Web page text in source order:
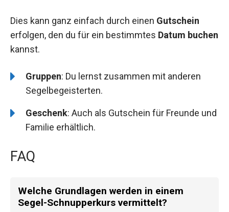
Dies kann ganz einfach durch einen Gutschein
erfolgen, den du für ein bestimmtes Datum buchen
kannst.
Gruppen: Du lernst zusammen mit anderen
Segelbegeisterten.
Geschenk: Auch als Gutschein für Freunde und
Familie erhältlich.
FAQ
Welche Grundlagen werden in einem
Segel-Schnupperkurs vermittelt?